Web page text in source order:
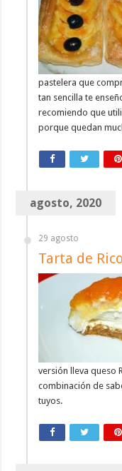
pastelera que
tan sencilla te
recomiendo que
porque quedan
agosto, 2020
29 agosto
Tarta de
versión lleva queso
combinación de
tuyos.